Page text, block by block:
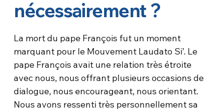
nécessairement ?
La mort du pape François fut un moment
marquant pour le Mouvement Laudato Si’. Le
pape François avait une relation très étroite
avec nous, nous offrant plusieurs occasions de
dialogue, nous encourageant, nous orientant.
Nous avons ressenti très personnellement sa